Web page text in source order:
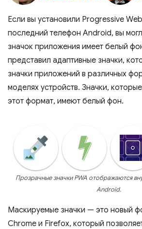
Если вы установили Progressive
последний телефон Android, вы
значок приложения имеет белый
представил адаптивные значки,
значки приложений в различных
моделях устройств. Значки,
этот формат, имеют белый фон.
Прозрачные значки PWA отображаются
Android.
Маскируемые значки — это новый
Chrome и Firefox, который